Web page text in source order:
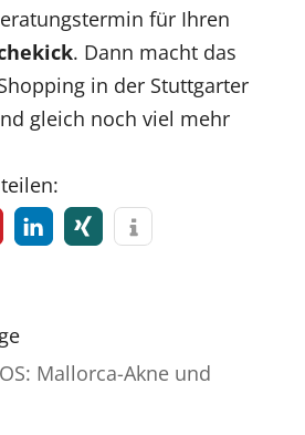
für Ihren
. Dann macht das
in der Stuttgarter
gleich noch viel mehr
Mallorca-Akne und